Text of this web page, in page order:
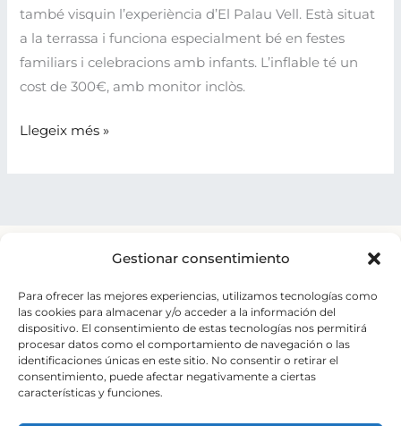
Gestionar consentimiento
Para ofrecer las mejores experiencias, utilizamos tecnologías como
las cookies para almacenar y/o acceder a la información del
dispositivo. El consentimiento de estas tecnologías nos permitirá
procesar datos como el comportamiento de navegación o las
identificaciones únicas en este sitio. No consentir o retirar el
consentimiento, puede afectar negativamente a ciertas
características y funciones.
també visquin l’experiència d’El Palau Vell. Està situat
a la terrassa i funciona especialment bé en festes
familiars i celebracions amb infants. L’inflable té un
cost de 300€, amb monitor inclòs.
Espai
Llegeix més »
Carretera del Palau nº 6
Sant Andreu de la Barca.
+34 93 653 20 15
elpalauvell@elpalauvell.com